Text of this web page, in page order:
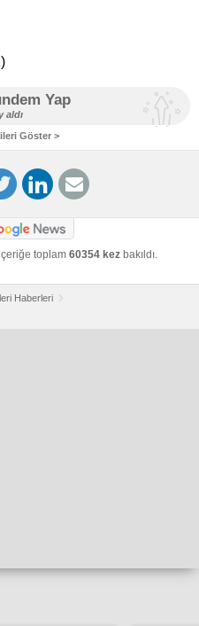
)
Yap
aldı
Göster >
toplam 60354 kez bakıldı.
Haberleri